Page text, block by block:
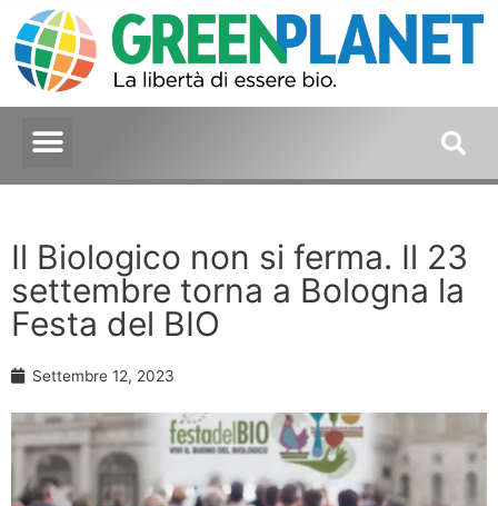
Il Biologico non si ferma. Il 23
settembre torna a Bologna la
Festa del BIO
Settembre 12, 2023